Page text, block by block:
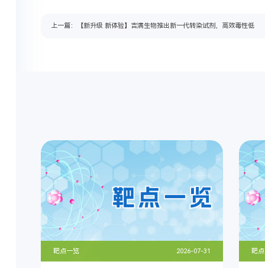
上一篇：【新升级 新体验】吉满生物推出新一代转染试剂，高效毒性低
靶点一览 2026-07-31 靶